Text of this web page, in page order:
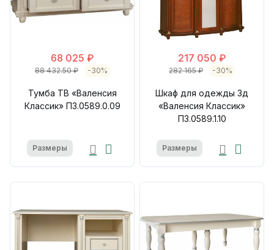
68 025 ₽
88 432.50 ₽ -30%
Тумба ТВ «Валенсия
Классик» П3.0589.0.09
Размеры
217 050 ₽
282 165 ₽ -30%
Шкаф для одежды 3д
«Валенсия Классик»
П3.0589.1.10
Размеры